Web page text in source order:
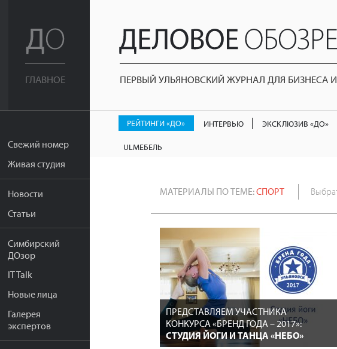
ГЛАВНОЕ
Свежий номер
Живая студия
Новости
Статьи
Симбирский
ДОзор
IT Talk
Новые лица
Галерея
экспертов
ПЕРВЫЙ УЛЬЯНОВСКИЙ ЖУРНАЛ ДЛЯ БИЗНЕСА
РЕЙТИНГИ «ДО» ИНТЕРВЬЮ ЭКСКЛЮЗИВ «ДО»
ULМЕБЕЛЬ
МАТЕРИАЛЫ ПО ТЕМЕ:СПОРТ
ПРЕДСТАВЛЯЕМ УЧАСТНИКА
КОНКУРСА «БРЕНД ГОДА – 2017»:
СТУДИЯ ЙОГИ И ТАНЦА «НЕБО»